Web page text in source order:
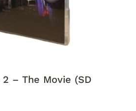
– The Movie (SD